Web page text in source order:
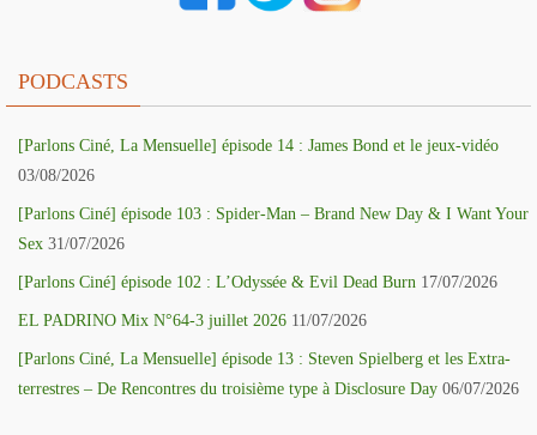
PODCASTS
[Parlons Ciné, La Mensuelle] épisode 14 : James Bond et le jeux-vidéo
03/08/2026
[Parlons Ciné] épisode 103 : Spider-Man – Brand New Day & I Want Your
Sex 31/07/2026
[Parlons Ciné] épisode 102 : L’Odyssée & Evil Dead Burn 17/07/2026
EL PADRINO Mix N°64-3 juillet 2026 11/07/2026
[Parlons Ciné, La Mensuelle] épisode 13 : Steven Spielberg et les Extra-
terrestres – De Rencontres du troisième type à Disclosure Day 06/07/2026